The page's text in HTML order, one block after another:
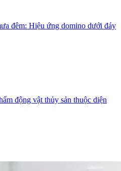
đêm: Hiệu ứng domino dưới đáy
động vật thủy sản thuộc diện